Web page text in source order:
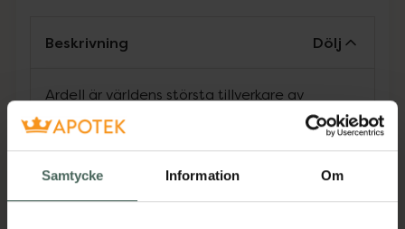
Samtycke Information Om
Beskrivning Dölj
Ardell är världens största tillverkare av
lösögonfransar och erbjuder ett fantastiskt
utbud av lösögonfransar med hög kvalité.
professionell och naturlig känsla.